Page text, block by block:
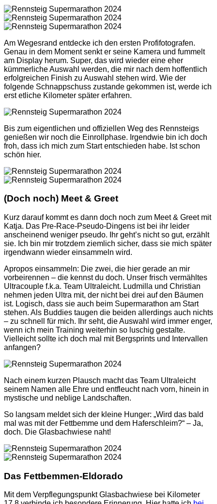
Am Wegesrand entdecke ich den ersten Profifotografen.
Genau in dem Moment senkt er seine Kamera und fummelt
am Display herum. Super, das wird wieder eine eher
kümmerliche Auswahl werden, die mir nach dem hoffentlich
erfolgreichen Finish zu Auswahl stehen wird. Wie der
folgende Schnappschuss zustande gekommen ist, werde ich
erst etliche Kilometer später erfahren.
Bis zum eigentlichen und offiziellen Weg des Rennsteigs
genießen wir noch die Einrollphase. Irgendwie bin ich doch
froh, dass ich mich zum Start entschieden habe. Ist schon
schön hier.
(Doch noch) Meet & Greet
Kurz darauf kommt es dann doch noch zum Meet & Greet mit
Katja. Das Pre-Race-Pseudo-Dingens ist bei ihr leider
anscheinend weniger pseudo. Ihr geht’s nicht so gut, erzählt
sie. Ich bin mir trotzdem ziemlich sicher, dass sie mich später
irgendwann wieder einsammeln wird.
Apropos einsammeln: Die zwei, die hier gerade an mir
vorbeirennen – die kennst du doch. Unser frisch vermähltes
Ultracouple f.k.a. Team Ultraleicht. Ludmilla und Christian
nehmen jeden Ultra mit, der nicht bei drei auf den Bäumen
ist. Logisch, dass sie auch beim Supermarathon am Start
stehen. Als Buddies taugen die beiden allerdings auch nichts
– zu schnell für mich. Ihr seht, die Auswahl wird immer enger,
wenn ich mein Training weiterhin so luschig gestalte.
Vielleicht sollte ich doch mal mit Bergsprints und Intervallen
anfangen?
Nach einem kurzen Plausch macht das Team Ultraleicht
seinem Namen alle Ehre und entfleucht nach vorn, hinein in
mystische und neblige Landschaften.
So langsam meldet sich der kleine Hunger: „Wird das bald
mal was mit der Fettbemme und dem Haferschleim?“ – Ja,
doch. Die Glasbachwiese naht!
Das Fettbemmen-Eldorado
Mit dem Verpflegungspunkt Glasbachwiese bei Kilometer